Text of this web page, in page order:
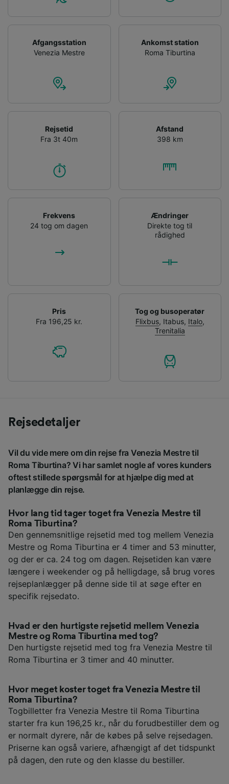
Afgangsstation
Venezia Mestre
Ankomst station
Roma Tiburtina
Rejsetid
Fra 3t 40m
Afstand
398 km
Frekvens
24 tog om dagen
Ændringer
Direkte tog til
rådighed
Pris
Fra 196,25 kr.
Tog og busoperatør
Flixbus, Itabus, Italo,
Trenitalia
Rejsedetaljer
Vil du vide mere om din rejse fra Venezia Mestre til
Roma Tiburtina? Vi har samlet nogle af vores kunders
oftest stillede spørgsmål for at hjælpe dig med at
planlægge din rejse.
Hvor lang tid tager toget fra Venezia Mestre til
Roma Tiburtina?
Den gennemsnitlige rejsetid med tog mellem Venezia
Mestre og Roma Tiburtina er 4 timer and 53 minutter,
og der er ca. 24 tog om dagen. Rejsetiden kan være
længere i weekender og på helligdage, så brug vores
rejseplanlægger på denne side til at søge efter en
specifik rejsedato.
Hvad er den hurtigste rejsetid mellem Venezia
Mestre og Roma Tiburtina med tog?
Den hurtigste rejsetid med tog fra Venezia Mestre til
Roma Tiburtina er 3 timer and 40 minutter.
Hvor meget koster toget fra Venezia Mestre til
Roma Tiburtina?
Togbilletter fra Venezia Mestre til Roma Tiburtina
starter fra kun 196,25 kr., når du forudbestiller dem og
er normalt dyrere, når de købes på selve rejsedagen.
Priserne kan også variere, afhængigt af det tidspunkt
på dagen, den rute og den klasse du bestiller.